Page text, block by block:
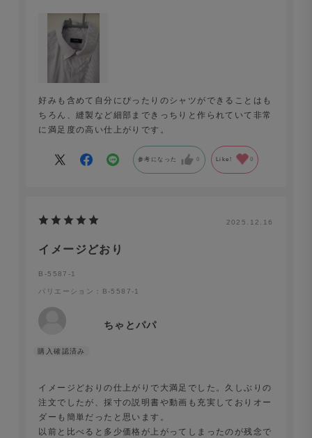
好みも含めて自分にぴったりのシャツができることはも
ちろん、縫製など細部まできっちりと作られていて非常
に満足度の高い仕上がりです。
参考になった 0 Like! 0
2025.12.16
イメージどおり
B-5587-1
バリエーション：B-5587-1
ちゃとパパ
イメージどおりの仕上がりで大満足でした。久しぶりの
注文でしたが、採寸の説明書や動画も充実しておりオー
ダーも簡単だったと思います。
以前と比べると多少価格が上がってしまったのが残念で